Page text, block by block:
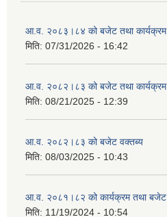
आ.व. २०८३।८४ को बजेट तथा कार्यक्रम
मिति: 07/31/2026 - 16:42
आ.व. २०८२।८३ को बजेट तथा कार्यक्रम
मिति: 08/21/2025 - 12:39
आ.व. २०८२।८३ को बजेट वक्तब्य
मिति: 08/03/2025 - 10:43
आ.व. २०८१।८२ को कार्यक्रम तथा बजेट
मिति: 11/19/2024 - 10:54